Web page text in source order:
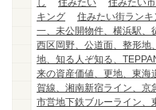
し
住みたい
住みたい
キング
住みたい街ランキ
一、未公開物件、横浜駅、
西区岡野、公道面、整形地
地、知る人ぞ知る、
来の資産価値、更地、東海
賀線、湘南新宿ライン、京
市営地下鉄ブルーライン、